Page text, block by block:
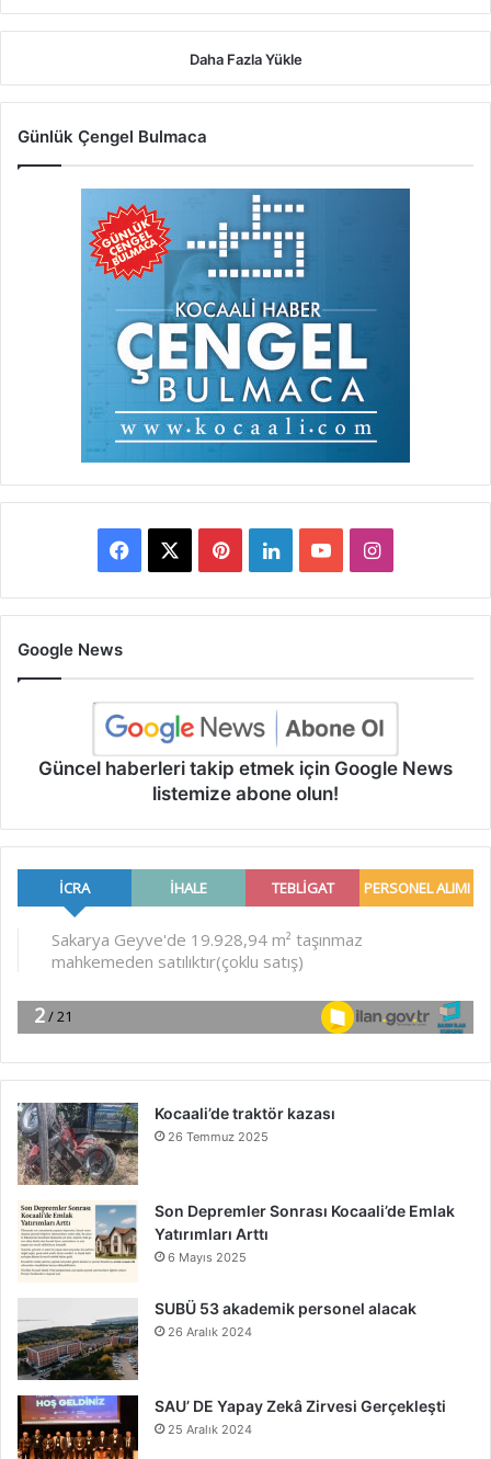
Daha Fazla Yükle
Günlük Çengel Bulmaca
Facebook PinterestLinkedInYouTubeInstagram
Google News
Güncel haberleri takip etmek için Google News
listemize abone olun!
Kocaali’de traktör kazası
26 Temmuz 2025
Son Depremler Sonrası Kocaali’de Emlak
Yatırımları Arttı
6 Mayıs 2025
SUBÜ 53 akademik personel alacak
26 Aralık 2024
SAU’ DE Yapay Zekâ Zirvesi Gerçekleşti
25 Aralık 2024